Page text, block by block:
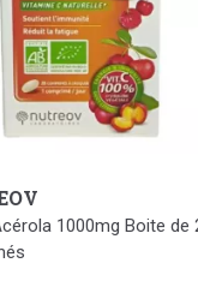
1000mg Boite de